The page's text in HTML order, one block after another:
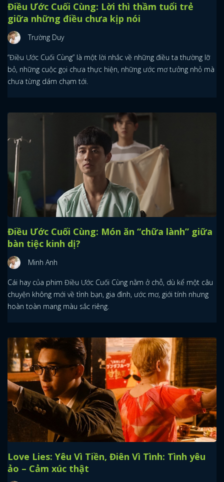
Điều Ước Cuối Cùng: Lời thì thầm tuổi trẻ
giữa những điều chưa kịp nói
Trường Duy
“Điều Ước Cuối Cùng” là một lời nhắc về những điều ta thường lỡ
bỏ, những cuộc gọi chưa thực hiện, những ước mơ tưởng nhỏ mà
chưa từng dám chạm tới.
Điều Ước Cuối Cùng: Món ăn “chữa lành” giữa
bàn tiệc kinh dị?
Minh Anh
Cái hay của phim Điều Ước Cuối Cùng nằm ở chỗ, dù kể một câu
chuyện không mới về tình bạn, gia đình, ước mơ, giới tính nhưng
hoàn toàn mang màu sắc riêng.
Love Lies: Yêu Vì Tiền, Điên Vì Tình: Tình yêu
ảo – Cảm xúc thật